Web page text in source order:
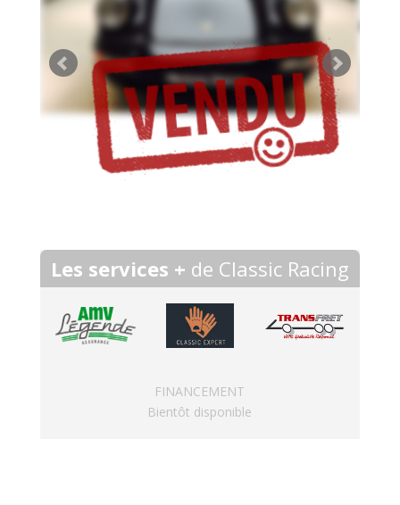
Les services + de Classic Racing
FINANCEMENT
Bientôt disponible